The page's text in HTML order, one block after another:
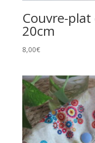
Couvre-
20cm
8,00€